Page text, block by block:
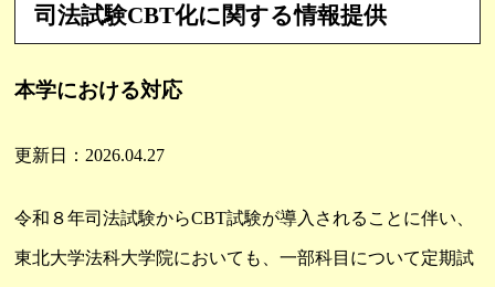
司法試験CBT化に関する情報提供
本学における対応
更新日：2026.04.27
令和８年司法試験からCBT試験が導入されることに伴い、
東北大学法科大学院においても、一部科目について定期試